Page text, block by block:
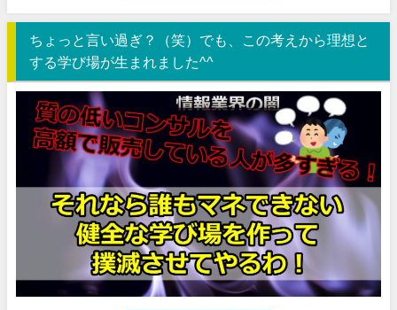
ちょっと言い過ぎ？（笑）でも、この考えから理想と
する学び場が生まれました^^